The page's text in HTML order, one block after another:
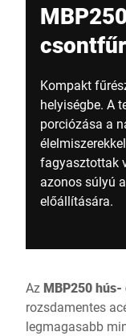
Kompakt
helyiségbe. A
porciózása a
fagyasztottak
azonos súlyú
előállítására.
Az MBP250
rozsdamentes
legmagasabb